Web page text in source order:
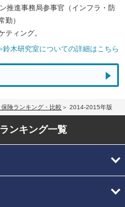
推進事務局参事官（インフラ・防
勤）
ティング。
木研究室についての詳細はこちら
険ランキング・比較 2014-2015年版
ランキング一覧